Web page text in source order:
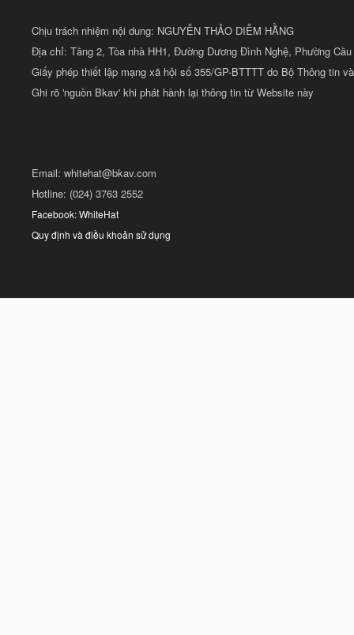
Chịu trách nhiệm nội dung: NGUYỄN THẢO DIỄM HẰNG
Địa chỉ: Tầng 2, Tòa nhà HH1, Đường Dương Đình Nghệ, Phường
Giấy phép thiết lập mạng xã hội số 355/GP-BTTTT do Bộ Thông tin
Ghi rõ 'nguồn Bkav' khi phát hành lại thông tin từ Website này
Email: whitehat@bkav.com
Hotline: (024) 3763 2552
Facebook: WhiteHat
Quy định và điều khoản sử dụng